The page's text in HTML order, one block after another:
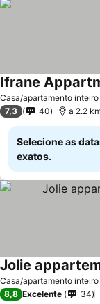
Casa/apartamento inteiro
Ifrane
7,3 40 a 2.2
Selecione as
exatos.
Casa/apartamento inteiro
Jolie
8,8 Excelente 34